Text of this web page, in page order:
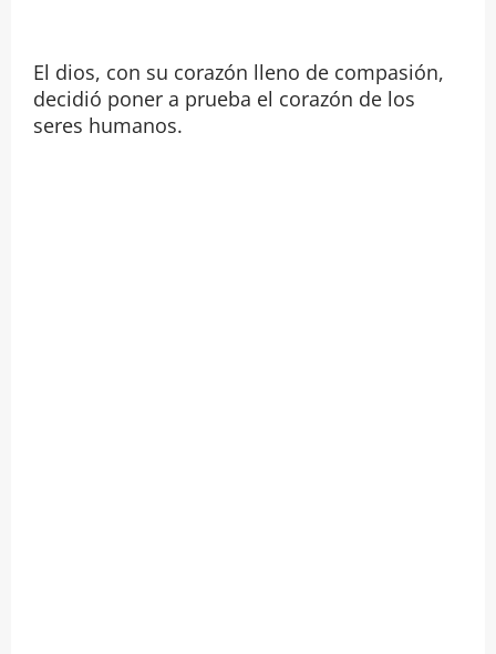
El dios, con su corazón lleno de compasión,
decidió poner a prueba el corazón de los
seres humanos.